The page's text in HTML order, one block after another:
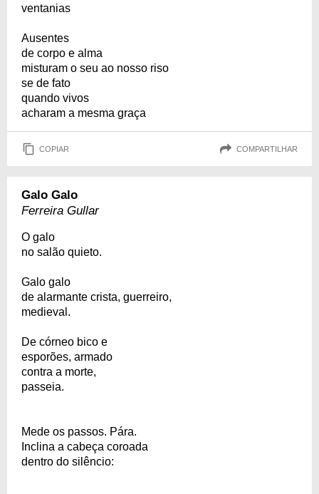
ventanias
Ausentes
de corpo e alma
misturam o seu ao nosso riso
se de fato
quando vivos
acharam a mesma graça
COPIAR COMPARTILHAR
Galo Galo
Ferreira Gullar
O galo
no salão quieto.
Galo galo
de alarmante crista, guerreiro,
medieval.
De córneo bico e
esporões, armado
contra a morte,
passeia.
Mede os passos. Pára.
Inclina a cabeça coroada
dentro do silêncio: